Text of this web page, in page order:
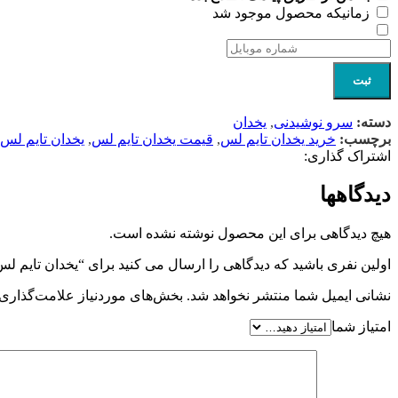
زمانیکه محصول موجود شد
ثبت
دسته: سرو نوشیدنی, یخدان
برچسب: خرید یخدان تایم لس, قیمت یخدان تایم لس, یخدان تایم لس
اشتراک گذاری:
دیدگاهها
هیچ دیدگاهی برای این محصول نوشته نشده است.
اولین نفری باشید که دیدگاهی را ارسال می کنید برای “یخدان تایم
نشانی ایمیل شما منتشر نخواهد شد. بخش‌های موردنیاز
امتیاز شما